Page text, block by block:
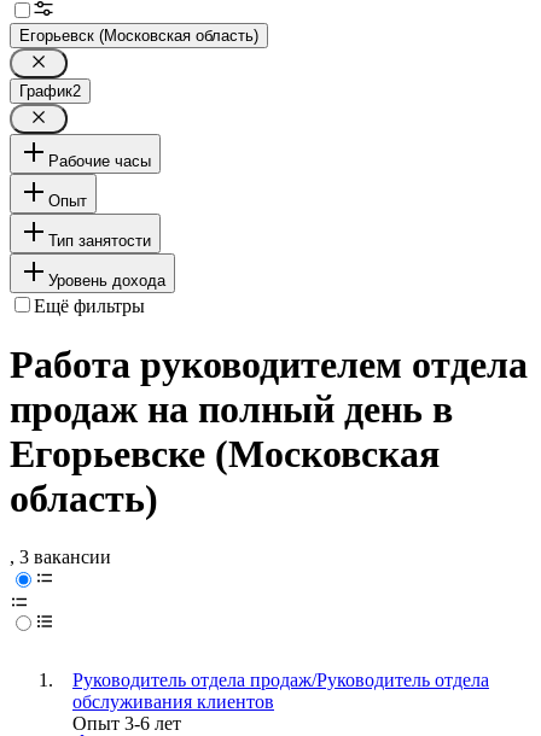
Егорьевск (Московская область)
График2
Рабочие часы
Опыт
Тип занятости
Уровень дохода
Ещё фильтры
Работа руководителем отдела
продаж на полный день в
Егорьевске (Московская
область)
, 3 вакансии
Руководитель отдела продаж/Руководитель отдела
обслуживания клиентов
Опыт 3-6 лет